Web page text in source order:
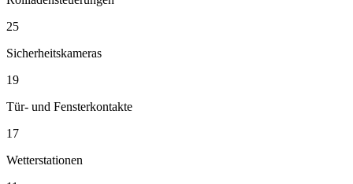
25
Sicherheitskameras
19
Tür- und Fensterkontakte
17
Wetterstationen